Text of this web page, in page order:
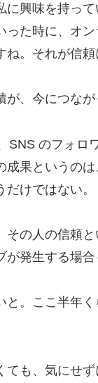
に興味を持っ
った時に、オ
。それが信頼
、今につなが
SNS のフォロ
成果というの
けではない。
その人の信頼
発生する場合
と。ここ半年
も、気にせず